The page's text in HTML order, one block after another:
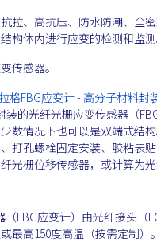
拉、高抗压、防水防潮、全
构体内进行应变的检测和监测
传感器。
格FBG应变计 - 高分子材料封
的光纤光栅应变传感器（
数情况下也可以是双端式结
打孔螺栓固定安装、胶粘表
光栅位移传感器，或计算为光
（FBG应变计）由光纤接头
最高150度高温（按需定制）。